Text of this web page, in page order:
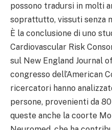
possono tradursi in molti
soprattutto, vissuti senza
È la conclusione di uno
Cardiovascular Risk
sul New England Journal
congresso dell’American
ricercatori hanno
persone, provenienti da
queste anche la coorte